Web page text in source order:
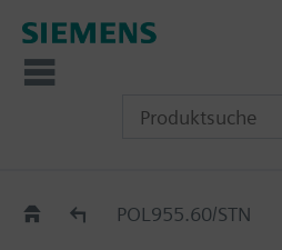
Erweiterungsmodule
POL955.60/STN